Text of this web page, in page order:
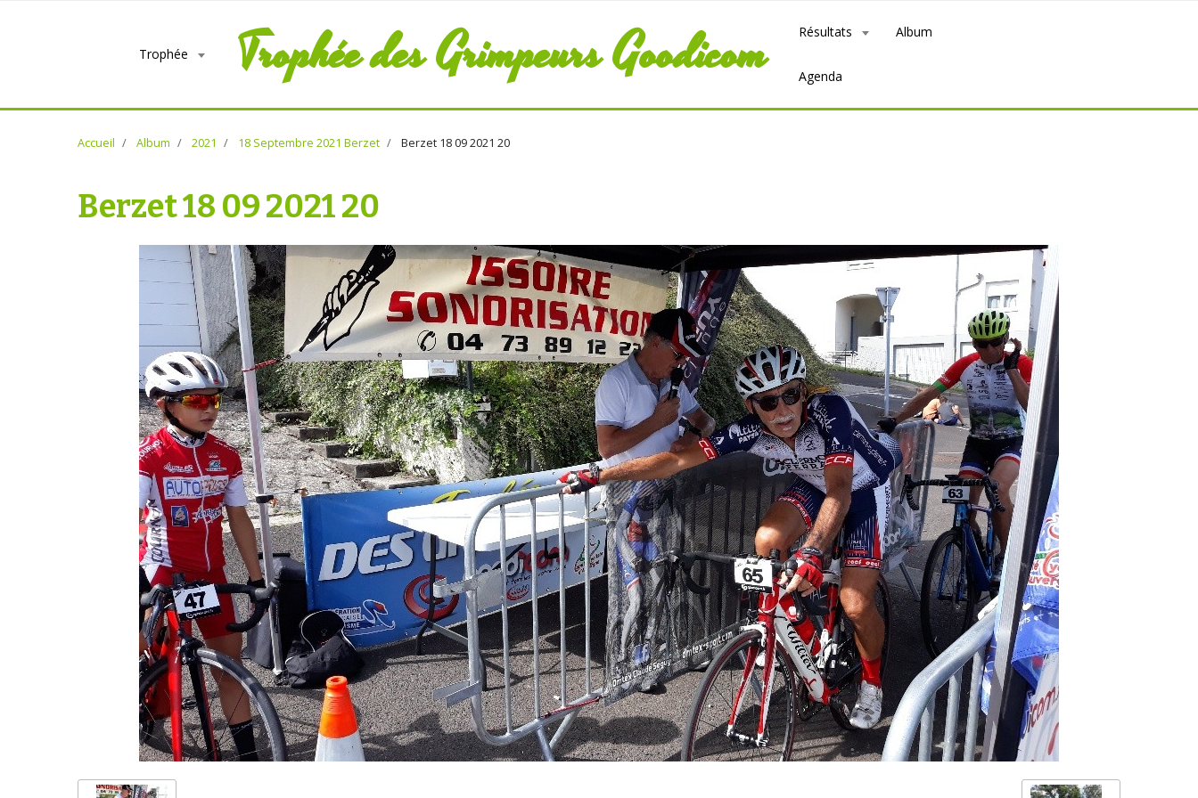
Trophée Trophée des Grimpeurs Goodicom Résultats Album
Agenda
Accueil Album 2021 18 Septembre 2021 Berzet Berzet 18 09 2021 20
Berzet 18 09 2021 20